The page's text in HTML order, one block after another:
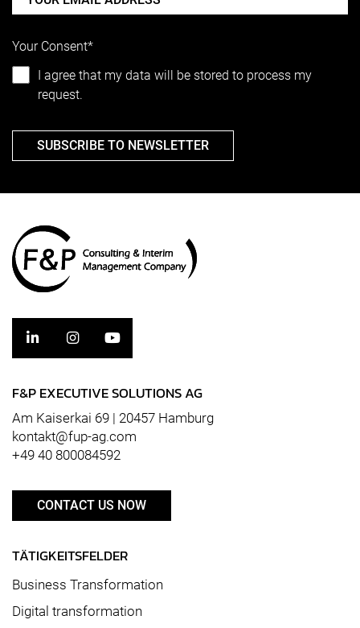
Your Consent*
I agree that my data will be stored to process my
request.
SUBSCRIBE TO NEWSLETTER
F&P EXECUTIVE SOLUTIONS AG
Am Kaiserkai 69 | 20457 Hamburg
kontakt@fup-ag.com
+49 40 800084592
CONTACT US NOW
TÄTIGKEITSFELDER
Business Transformation
Digital transformation